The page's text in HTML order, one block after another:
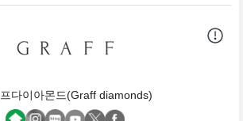
다이아몬드(Graff diamonds)